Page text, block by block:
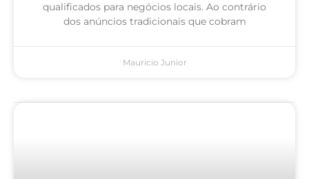
qualificados para negócios locais. Ao contrário
dos anúncios tradicionais que cobram
Mauricio Junior